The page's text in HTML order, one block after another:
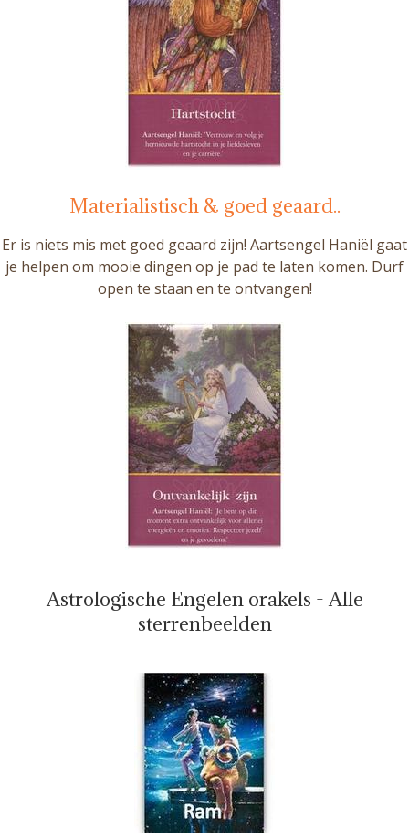
Materialistisch & goed geaard..
Er is niets mis met goed geaard zijn! Aartsengel Haniël gaat
je helpen om mooie dingen op je pad te laten komen. Durf
open te staan en te ontvangen!
Astrologische Engelen orakels - Alle
sterrenbeelden